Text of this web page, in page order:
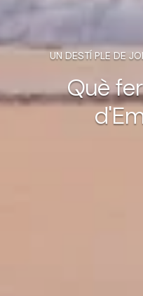
UN DESTÍ PLE DE
Què